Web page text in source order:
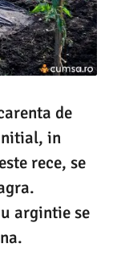
de
in
rece, se
argintie se